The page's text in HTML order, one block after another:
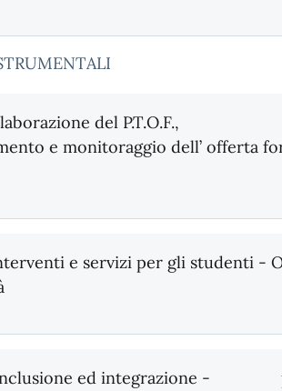
del P.T.O.F.,
e monitoraggio dell’ offerta
e servizi per gli studenti -
ed integrazione -